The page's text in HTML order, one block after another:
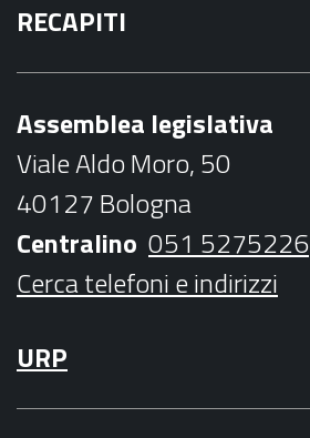
c
e
k
i
t
t
a
m
t
b
e
l
RECAPITI
Assemblea legislativa
Viale Aldo Moro, 50
40127 Bologna
Centralino 051 5275226
Cerca telefoni e indirizzi
URP